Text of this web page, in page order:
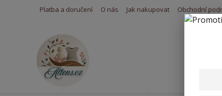
Platba a doručení O nás Jak nakupovat Obchodní